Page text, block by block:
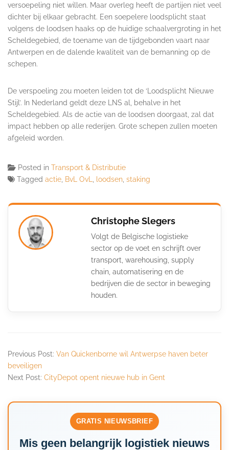
versoepeling niet willen. Maar overleg heeft de partijen niet veel
dichter bij elkaar gebracht. Een soepelere loodsplicht staat
volgens de loodsen haaks op de huidige schaalvergroting in het
Scheldegebied, de toename van de tijdgebonden vaart naar
Antwerpen en de dalende kwaliteit van de bemanning op de
schepen.
De verspoeling zou moeten leiden tot de ‘Loodsplicht Nieuwe
Stijl’. In Nederland geldt deze LNS al, behalve in het
Scheldegebied. Als de actie van de loodsen doorgaat, zal dat
impact hebben op alle rederijen. Grote schepen zullen moeten
afgeleid worden.
Posted in Transport & Distributie
Tagged actie BvL OvL loodsen staking
Christophe Slegers
Volgt de Belgische logistieke
sector op de voet en schrijft over
transport, warehousing, supply
chain, automatisering en de
bedrijven die de sector in beweging
houden.
Previous Post: Van Quickenborne wil Antwerpse haven beter
beveiligen
Next Post: CityDepot opent nieuwe hub in Gent
GRATIS NIEUWSBRIEF
Mis geen belangrijk logistiek nieuws